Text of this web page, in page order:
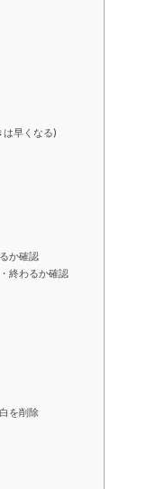
早くなる)
か確認
終わるか確認
を削除